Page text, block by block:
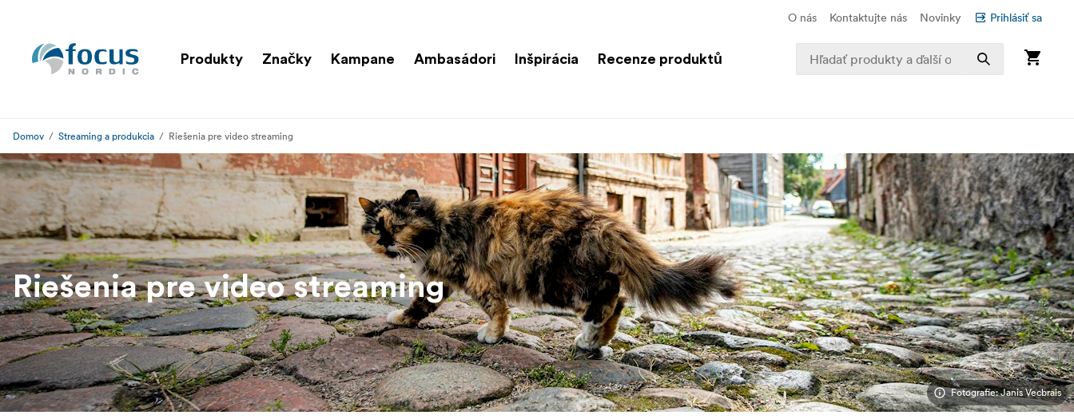
O nás Kontaktujte nás Novinky Prihlásiť sa
Produkty Značky Kampane Ambasádori Inšpirácia Recenze produktů
Domov Streaming a produkcia Riešenia pre video streaming
Riešenia pre video streaming
Fotografie: Janis Vecbrais